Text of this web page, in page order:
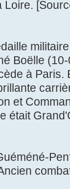
Boëlle
à
et
était